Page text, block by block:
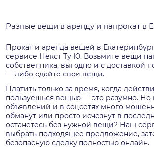
Разные вещи в аренду и напрокат в
Прокат и аренда вещей в
сервисе Некст Ту Ю. Возьмите вещи
собственника, выгодно и с доставкой
— либо сдайте свои вещи.
Платить только за время, когда
пользуешься вещью — это разумно. Но
объявлений и в соцсетях много
обманут или просто исчезнут в
останетесь без нужной вещи? Наш
выбрать подходящее предложение,
безопасную сделку полностью онлайн.